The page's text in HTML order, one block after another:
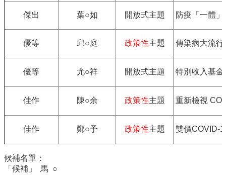
簡
學
病
學
學
傑出 葉○如 開放式主題 防疫「一體
優等 邱○庭 政策性主題 傳染病大流
優等 尤○祥 開放式主題 特別收入基
佳作 陳○余 政策性主題 重新檢視
佳作 鄭○予 政策性主題 雙價COVID-
候補名單：
「候補」 馬 ○